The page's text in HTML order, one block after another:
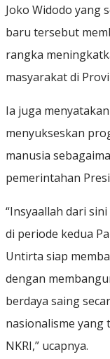
Joko Widodo yang
baru tersebut
rangka
masyarakat di
Ia juga
menyukseskan
manusia
pemerintahan
“Insyaallah dari
di periode kedua
Untirta siap
dengan
berdaya saing
nasionalisme
NKRI,” ucapnya.